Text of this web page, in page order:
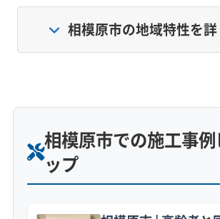
ることで、他の地域とは少し違
多湿な気候です。熱帯夜が続く
休ませる暇がなく、内部が乾き
ビがとても繁殖しやすい環境です。
相模原市の地域特性を
相模原市での施工事
ップ